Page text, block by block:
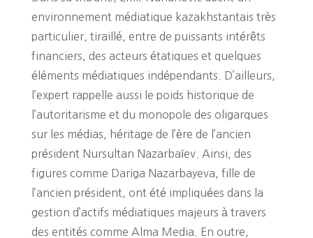
environnement médiatique kazakhstantais très
particulier, tiraillé, entre de puissants intérêts
financiers, des acteurs étatiques et quelques
éléments médiatiques indépendants. D’ailleurs,
l’expert rappelle aussi le poids historique de
l’autoritarisme et du monopole des oligarques
sur les médias, héritage de l’ère de l’ancien
président Nursultan Nazarbaïev. Ainsi, des
figures comme Dariga Nazarbayeva, fille de
l’ancien président, ont été impliquées dans la
gestion d’actifs médiatiques majeurs à travers
des entités comme Alma Media. En outre,